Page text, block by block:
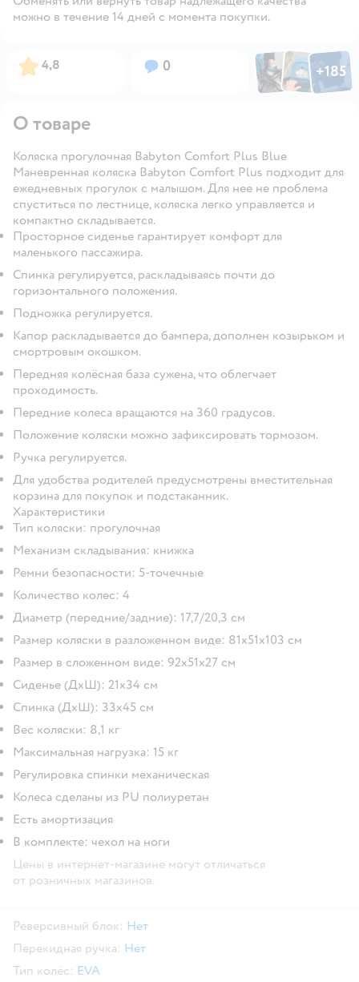
можно в течение 14 дней с момента покупки.
Рейтинг:
4,8 Вопросов:
0 ФотоФотоФото
+185
Открыть
О товаре
Коляска прогулочная Babyton Comfort Plus Blue
Маневренная коляска Babyton Comfort Plus подходит для
ежедневных прогулок с малышом. Для нее не проблема
спуститься по лестнице, коляска легко управляется и
компактно складывается.
Просторное сиденье гарантирует комфорт для
маленького пассажира.
Спинка регулируется, раскладываясь почти до
горизонтального положения.
Подножка регулируется.
Капор раскладывается до бампера, дополнен козырьком и
смортровым окошком.
Передняя колёсная база сужена, что облегчает
проходимость.
Передние колеса вращаются на 360 градусов.
Положение коляски можно зафиксировать тормозом.
Ручка регулируется.
Для удобства родителей предусмотрены вместительная
корзина для покупок и подстаканник.
Характеристики
Тип коляски: прогулочная
Механизм складывания: книжка
Ремни безопасности: 5-точечные
Количество колес: 4
Диаметр (передние/задние): 17,7/20,3 см
Размер коляски в разложенном виде: 81х51х103 см
Размер в сложенном виде: 92х51х27 см
Сиденье (ДхШ): 21х34 см
Спинка (ДхШ): 33х45 см
Вес коляски: 8,1 кг
Максимальная нагрузка: 15 кг
Регулировка спинки механическая
Колеса сделаны из PU полиуретан
Есть амортизация
В комплекте: чехол на ноги
Цены в интернет-магазине могут отличаться
от розничных магазинов.
Реверсивный блок: Нет
Перекидная ручка: Нет
Тип колёс: EVA